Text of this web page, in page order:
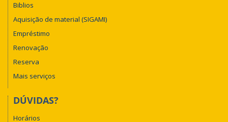
Biblios
Aquisição de material (SIGAMI)
Empréstimo
Renovação
Reserva
Mais serviços
DÚVIDAS?
Horários